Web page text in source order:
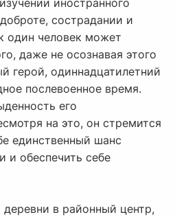
иностранного
сострадании и
один человек может
даже не осознавая этого
герой, одиннадцатилетний
послевоенное время.
его
на это, он стремится
единственный шанс
и обеспечить себе
в районный центр,